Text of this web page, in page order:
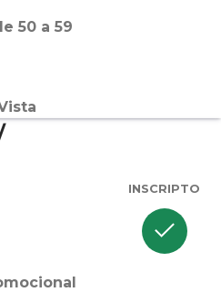
50 a 59
INSCRIPTO
check